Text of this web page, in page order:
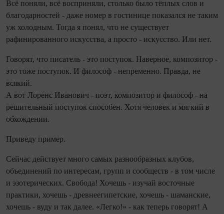
Всё поняли, всё восприняли, столько было тёплых слов и
благодарностей - даже номер в гостинице показался не таким
уж холодным. Тогда я понял, что не существует
рафинированного искусства, а просто - искусство. Или нет.
Говорят, что писатель - это поступок. Наверное, композитор -
это тоже поступок. И философ - непременно. Правда, не
всякий.
А вот Лоренс Иванович - поэт, композитор и философ - на
решительный поступок способен. Хотя человек и мягкий в
обхождении.
Приведу пример.
Сейчас действует много самых разнообразных клубов,
объединений по интересам, групп и сообществ - в том числе
и эзотерических. Свобода! Хочешь - изучай восточные
практики, хочешь - древнеегипетские, хочешь - шаманские,
хочешь - вуду и так далее. «Легко!» - как теперь говорят! А